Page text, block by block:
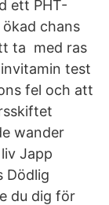
ett PHT-
chans
ta med ras
test
fel och att
wander
Japp
Dödlig
du dig för